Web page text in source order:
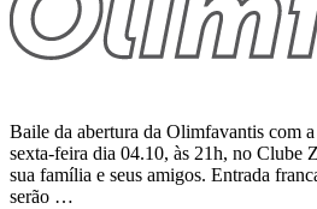
Baile da abertura da Olimfavantis com
sexta-feira dia 04.10, às 21h, no Clube
sua família e seus amigos. Entrada
serão …